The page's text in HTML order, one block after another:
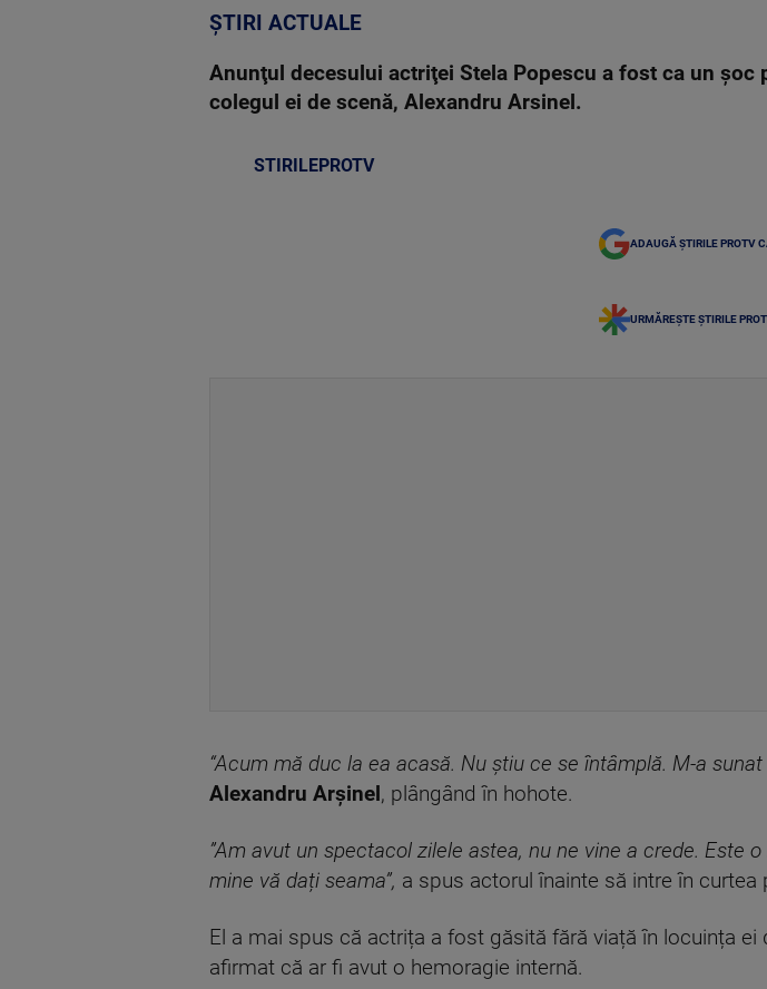
ȘTIRI ACTUALE
Anunţul decesului actriţei Stela Popescu a fost ca un
colegul ei de scenă, Alexandru Arsinel.
STIRILEPROTV
ADAUGĂ ȘTIRILE PROTV
URMĂREȘTE ȘTIRILE
“Acum mă duc la ea acasă. Nu ştiu ce se întâmplă. M-a
Alexandru Arşinel , plângând în hohote.
”Am avut un spectacol zilele astea, nu ne vine a crede. Este
mine vă dați seama”, a spus actorul înainte să intre în curtea
El a mai spus că actrița a fost găsită fără viață în locuința
afirmat că ar fi avut o hemoragie internă.